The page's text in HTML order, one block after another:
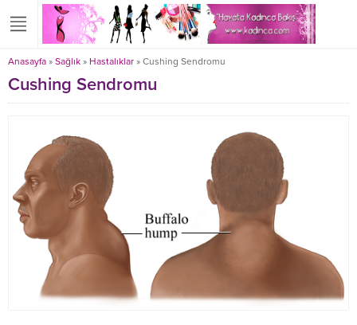
Anasayfa » Sağlık » Hastalıklar » Cushing Sendromu
Cushing Sendromu